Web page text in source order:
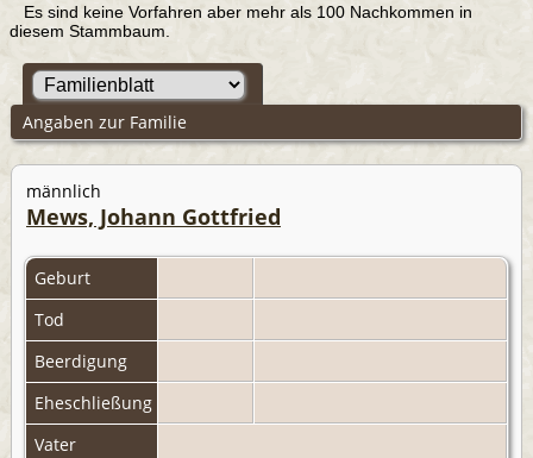
Es sind keine Vorfahren aber mehr als 100 Nachkommen in
diesem Stammbaum.
Angaben zur Familie
männlich
Mews, Johann Gottfried
Geburt
Tod
Beerdigung
Eheschließung
Vater